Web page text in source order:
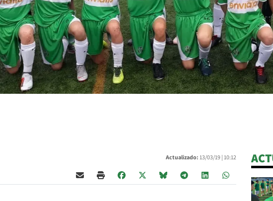
Actualizado: 13/03/19 | 10:12